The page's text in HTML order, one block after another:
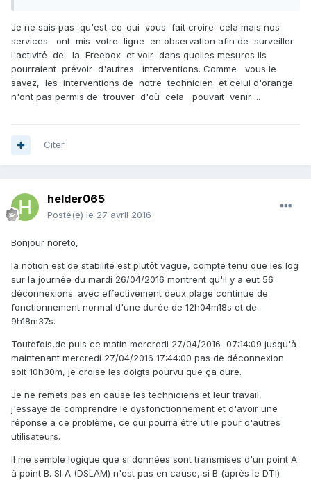
Je ne sais pas qu'est-ce-qui vous fait croire cela mais nos
services ont mis votre ligne en observation afin de surveiller
l'activité de la Freebox et voir dans quelles mesures ils
pourraient prévoir d'autres interventions. Comme vous le
savez, les interventions de notre technicien et celui d'orange
n'ont pas permis de trouver d'où cela pouvait venir ...
Citer
helder065
Posté(e) le 27 avril 2016
Bonjour noreto,
la notion est de stabilité est plutôt vague, compte tenu que les log
sur la journée du mardi 26/04/2016 montrent qu'il y a eut 56
déconnexions. avec effectivement deux plage continue de
fonctionnement normal d'une durée de 12h04m18s et de
9h18m37s.
Toutefois,de puis ce matin mercredi 27/04/2016 07:14:09 jusqu'à
maintenant mercredi 27/04/2016 17:44:00 pas de déconnexion
soit 10h30m, je croise les doigts pourvu que ça dure.
Je ne remets pas en cause les techniciens et leur travail,
j'essaye de comprendre le dysfonctionnement et d'avoir une
réponse a ce problème, ce qui pourra être utile pour d'autres
utilisateurs.
Il me semble logique que si données sont transmises d'un point A
à point B. SI A (DSLAM) n'est pas en cause, si B (après le DTI)